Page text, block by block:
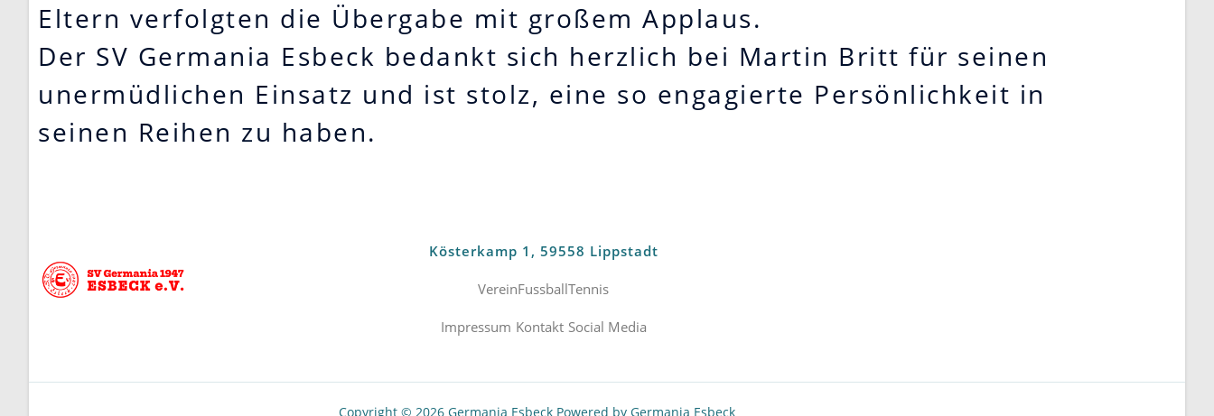
Eltern verfolgten die Übergabe mit großem Applaus.
Der SV Germania Esbeck bedankt sich herzlich bei Martin Britt für seinen
unermüdlichen Einsatz und ist stolz, eine so engagierte Persönlichkeit in
seinen Reihen zu haben.
Kösterkamp 1, 59558 Lippstadt
VereinFussballTennis
Impressum Kontakt Social Media
Copyright © 2026 Germania Esbeck Powered by Germania Esbeck